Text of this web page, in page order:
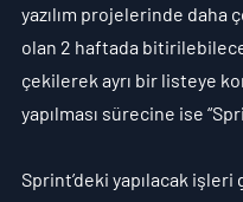
yazılım projelerinde daha
olan 2 haftada
çekilerek ayrı bir listeye
yapılması sürecine ise
Sprint’deki yapılacak